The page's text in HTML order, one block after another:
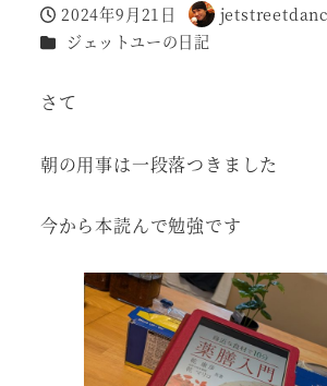
投稿日
2024年9月21日
著
者
カテゴリー
ジェットユーの日記
さて
朝の用事は一段落つきました
今から本読んで勉強です